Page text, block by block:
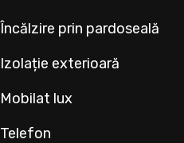
Încălzire prin pardoseală
Izolație exterioară
Mobilat lux
Telefon